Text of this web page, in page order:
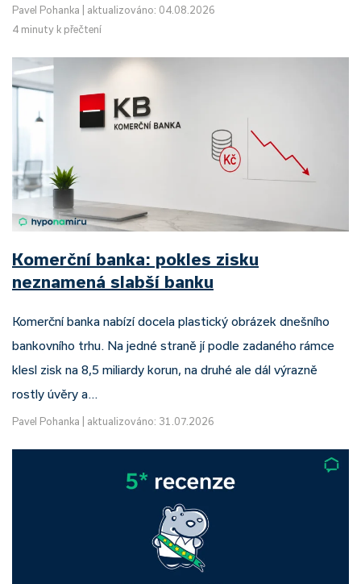
Pavel Pohanka
aktualizováno: 04.08.2026
4 minuty k přečtení
Komerční banka: pokles zisku
neznamená slabší banku
Komerční banka nabízí docela plastický obrázek dnešního
bankovního trhu. Na jedné straně jí podle zadaného rámce
klesl zisk na 8,5 miliardy korun, na druhé ale dál výrazně
rostly úvěry a…
Pavel Pohanka aktualizováno: 31.07.2026